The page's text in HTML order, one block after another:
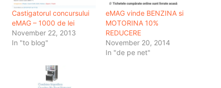
Castigatorul concursului
eMAG – 1000 de lei
November 22, 2013
In "to blog"
eMAG vinde BENZINA si
MOTORINA 10%
REDUCERE
November 20, 2014
In "de pe net"